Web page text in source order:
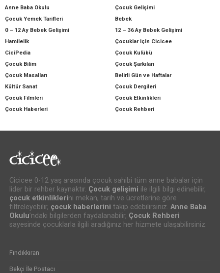
Anne Baba Okulu
Çocuk Gelişimi
Çocuk Yemek Tarifleri
Bebek
0 – 12 Ay Bebek Gelişimi
12 – 36 Ay Bebek Gelişimi
Hamilelik
Çocuklar için Cicicee
CiciPedia
Çocuk Kulübü
Çocuk Bilim
Çocuk Şarkıları
Çocuk Masalları
Belirli Gün ve Haftalar
Kültür Sanat
Çocuk Dergileri
Çocuk Filmleri
Çocuk Etkinlikleri
Çocuk Haberleri
Çocuk Rehberi
Cicicee 0-12 yaş arasında çocuk sahibi tüm anne babalar için
lider bir rehber kaynaktır. Çocuk gelişimi ile ilgili bilgi edinebilir,
çocuk etkinliklerini mekan, tarih ve ücretlerine göre
filtreleyebilir, çocuk haberlerini takip edebilirsiniz. Anne Baba
Okulu’ndaki bilgilerden faydalanabilir, Çocuk Rehberi
sayesinde çocuklarla ilgili aradığınız her hizmete ulaşabilirsiniz.
Fındıkkıran
Bekçi İle Postacı